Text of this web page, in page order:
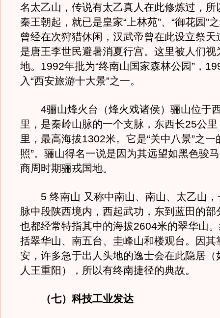
名太乙山，传说有太乙真人在此修炼过，所
秦王朝起，就已是皇家“上林苑”、“御花园”
曾经在次狩猎休闲，汉武帝曾在此设立祭天
是唐王李世民避暑消夏行宫。这里被人们视
地。1992年批为“终南山国家森林公园”，
入“西安旅游十大景”之一。
4骊山烽火台（烽火戏诸侯）骊山位于
里，是秦岭山脉的一个支脉，东西长25公
里，最高海拔1302米。它是“关中八景”之一
照”。骊山得名一说是因为其远望如黑色骏
商周时期骊戎国地。
5 终南山 又称中南山、南山、太乙山，
脉中段陕西境内，西起武功，东到蓝田的部
也都经常特指其中的海拔2604米的翠华山
括翠华山、南五台、圭峰山和楼观台。因其
安，许多急于出人头地的逸士会在此隐居（
人王重阳），所以有终南捷径的典故。
（七）科技工业发达